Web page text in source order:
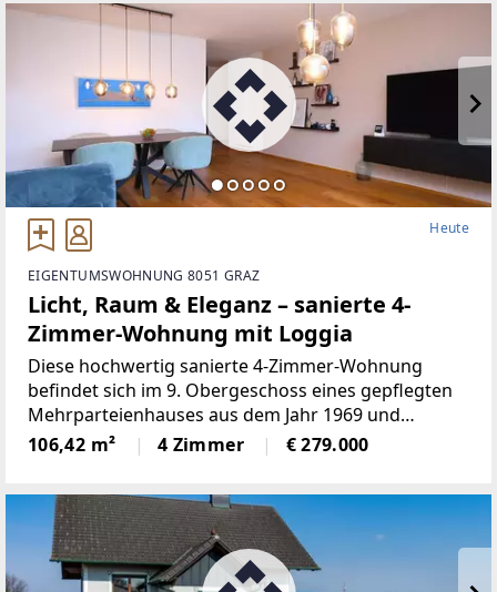
Heute
EIGENTUMSWOHNUNG 8051 GRAZ
Licht, Raum & Eleganz – sanierte 4-
Zimmer-Wohnung mit Loggia
Diese hochwertig sanierte 4-Zimmer-Wohnung
befindet sich im 9. Obergeschoss eines gepflegten
Mehrparteienhauses aus dem Jahr 1969 und
überzeugt durch ihre Großzügigkeit, ihre moderne
Ausstattung sowie ein außergewöhnlich
106,42 m² 4 Zimmer € 279.000